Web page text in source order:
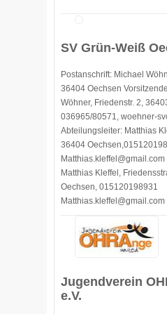
SV Grün-Weiß
Postanschrift: Michael
36404 Oechsen
Wöhner, Friedenstr. 2,
036965/80571, woehner-
Abteilungsleiter: Matthias
36404
Matthias Kleffel,
Oechsen, 015120198931
Matthias.kleffel@gmail.com
Jugendverein
e.V.